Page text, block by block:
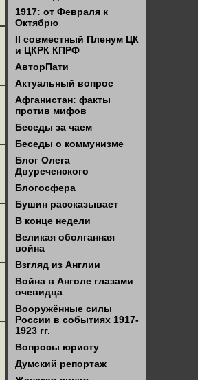
1917: от Февраля к
Октябрю
II совместный Пленум ЦК
и ЦКРК КПРФ
АвторПати
Актуальный вопрос
Афганистан: факты
против мифов
Беседы за чаем
Беседы о коммунизме
Блог Олега
Двуреченского
Блогосфера
Бушин рассказывает
В конце недели
Великая оболганная
война
Взгляд из Англии
Война в Анголе глазами
очевидца
Вооружённые силы
России в событиях 1917-
1923 гг.
Вопросы юристу
Думский репортаж